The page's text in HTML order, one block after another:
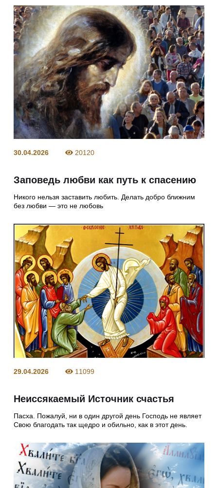
30.04.2026 20120
Заповедь любви как путь к спасению
Никого нельзя заставить любить. Делать добро ближним
без любви — это не любовь
29.04.2026 11099
Неиссякаемый Источник счастья
Пасха. Пожалуй, ни в один другой день Господь не являет
Свою благодать так щедро и обильно, как в этот день.